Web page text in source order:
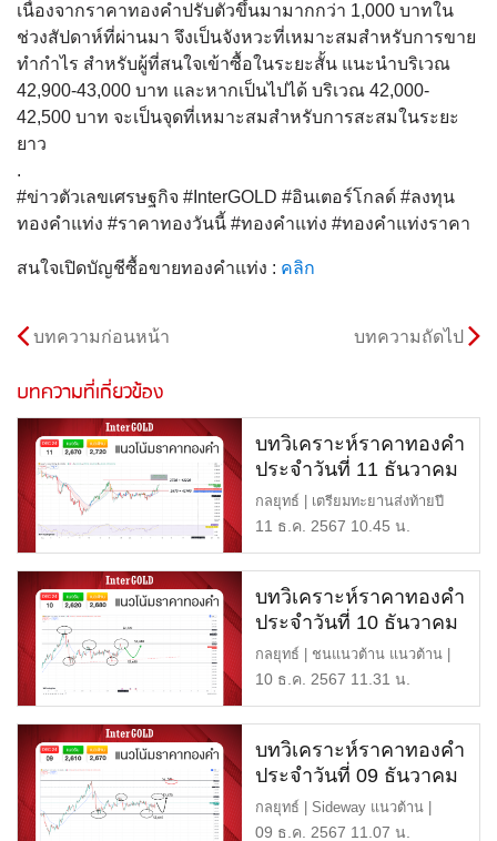
เนื่องจากราคาทองคำปรับตัวขึ้นมามากกว่า 1,000 บาทใน
ช่วงสัปดาห์ที่ผ่านมา จึงเป็นจังหวะที่เหมาะสมสำหรับการขาย
ทำกำไร สำหรับผู้ที่สนใจเข้าซื้อในระยะสั้น แนะนำบริเวณ
42,900-43,000 บาท และหากเป็นไปได้ บริเวณ 42,000-
42,500 บาท จะเป็นจุดที่เหมาะสมสำหรับการสะสมในระยะ
ยาว
.
#ข่าวตัวเลขเศรษฐกิจ #InterGOLD #อินเตอร์โกลด์ #ลงทุน
ทองคำแท่ง #ราคาทองวันนี้ #ทองคำแท่ง #ทองคำแท่งราคา
สนใจเปิดบัญชีซื้อขายทองคำแท่ง : คลิก
บทความก่อนหน้า บทความถัดไป
บทความที่เกี่ยวข้อง
บทวิเคราะห์ราคาทองคำ
ประจำวันที่ 11 ธันวาคม
2567
กลยุทธ์ | เตรียมทะยานส่งท้ายปี
แนวต้าน | $2,720 หรือ […]
11 ธ.ค. 2567 10.45 น.
บทวิเคราะห์ราคาทองคำ
ประจำวันที่ 10 ธันวาคม
2567
กลยุทธ์ | ชนแนวต้าน แนวต้าน |
$2,680 หรือ 42,700 บาท […]
10 ธ.ค. 2567 11.31 น.
บทวิเคราะห์ราคาทองคำ
ประจำวันที่ 09 ธันวาคม
2567
กลยุทธ์ | Sideway แนวต้าน |
$2,670 หรือ 42,800 บาท แ […]
09 ธ.ค. 2567 11.07 น.